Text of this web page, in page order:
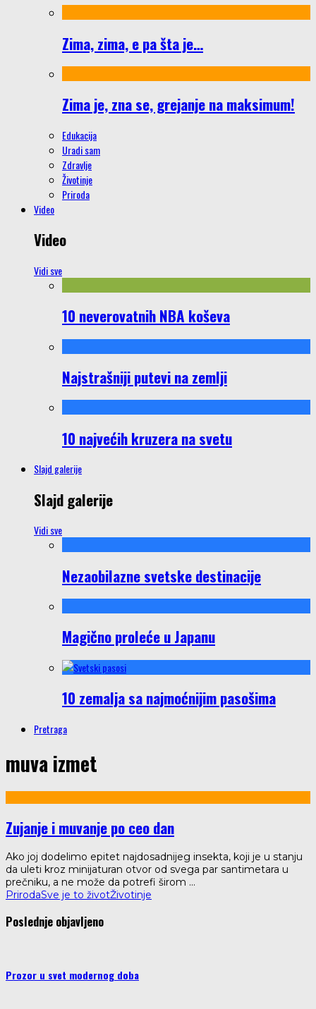
Zima, zima, e pa šta je…
Zima je, zna se, grejanje na maksimum!
Edukacija
Uradi sam
Zdravlje
Životinje
Priroda
Video
Video
Vidi sve
10 neverovatnih NBA koševa
Najstrašniji putevi na zemlji
10 najvećih kruzera na svetu
Slajd galerije
Slajd galerije
Vidi sve
Nezaobilazne svetske destinacije
Magično proleće u Japanu
10 zemalja sa najmoćnijim pasošima
Pretraga
muva izmet
Zujanje i muvanje po ceo dan
Ako joj dodelimo epitet najdosadnijeg insekta, koji je u stanju
da uleti kroz minijaturan otvor od svega par santimetara u
prečniku, a ne može da potrefi širom ...
PrirodaSve je to životŽivotinje
Poslednje objavljeno
Prozor u svet modernog doba